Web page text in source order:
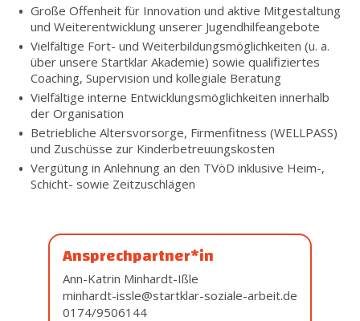
Große Offenheit für Innovation und aktive Mitgestaltung
und Weiterentwicklung unserer Jugendhilfeangebote
Vielfältige Fort- und Weiterbildungsmöglichkeiten (u. a.
über unsere Startklar Akademie) sowie qualifiziertes
Coaching, Supervision und kollegiale Beratung
Vielfältige interne Entwicklungsmöglichkeiten innerhalb
der Organisation
Betriebliche Altersvorsorge, Firmenfitness (WELLPASS)
und Zuschüsse zur Kinderbetreuungskosten
Vergütung in Anlehnung an den TVöD inklusive Heim-,
Schicht- sowie Zeitzuschlägen
Ansprechpartner*in
Ann-Katrin Minhardt-Ißle
minhardt-issle@startklar-soziale-arbeit.de
0174/9506144